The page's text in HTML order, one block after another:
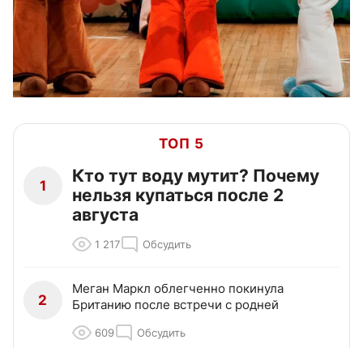
ТОП 5
1
Кто тут воду мутит? Почему
нельзя купаться после 2
августа
1 217 Обсудить
2
Меган Маркл облегченно покинула
Британию после встречи с родней
609 Обсудить